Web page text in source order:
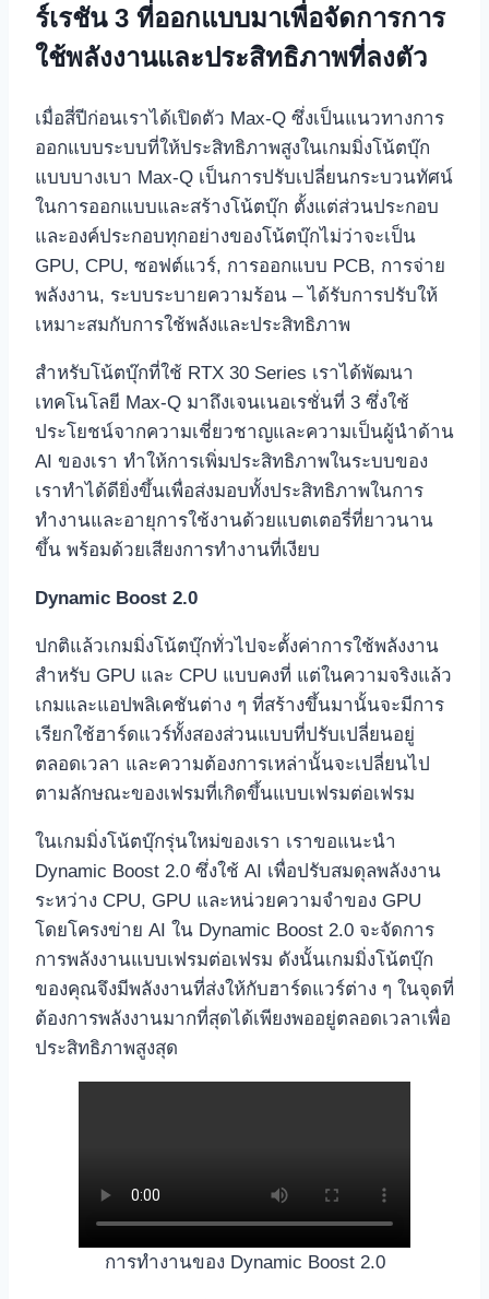
ร์เรชัน 3 ที่ออกแบบมาเพื่อจัดการการ
ใช้พลังงานและประสิทธิภาพที่ลงตัว
เมื่อสี่ปีก่อนเราได้เปิดตัว Max-Q ซึ่งเป็นแนวทางการ
ออกแบบระบบที่ให้ประสิทธิภาพสูงในเกมมิ่งโน้ตบุ๊ก
แบบบางเบา Max-Q เป็นการปรับเปลี่ยนกระบวนทัศน์
ในการออกแบบและสร้างโน้ตบุ๊ก ตั้งแต่ส่วนประกอบ
และองค์ประกอบทุกอย่างของโน้ตบุ๊กไม่ว่าจะเป็น
GPU, CPU, ซอฟต์แวร์, การออกแบบ PCB, การจ่าย
พลังงาน, ระบบระบายความร้อน – ได้รับการปรับให้
เหมาะสมกับการใช้พลังและประสิทธิภาพ
สำหรับโน้ตบุ๊กที่ใช้ RTX 30 Series เราได้พัฒนา
เทคโนโลยี Max-Q มาถึงเจนเนอเรชั่นที่ 3 ซึ่งใช้
ประโยชน์จากความเชี่ยวชาญและความเป็นผู้นำด้าน
AI ของเรา ทำให้การเพิ่มประสิทธิภาพในระบบของ
เราทำได้ดียิ่งขึ้นเพื่อส่งมอบทั้งประสิทธิภาพในการ
ทำงานและอายุการใช้งานด้วยแบตเตอรี่ที่ยาวนาน
ขึ้น พร้อมด้วยเสียงการทำงานที่เงียบ
Dynamic Boost 2.0
ปกติแล้วเกมมิ่งโน้ตบุ๊กทั่วไปจะตั้งค่าการใช้พลังงาน
สำหรับ GPU และ CPU แบบคงที่ แต่ในความจริงแล้ว
เกมและแอปพลิเคชันต่าง ๆ ที่สร้างขึ้นมานั้นจะมีการ
เรียกใช้ฮาร์ดแวร์ทั้งสองส่วนแบบที่ปรับเปลี่ยนอยู่
ตลอดเวลา และความต้องการเหล่านั้นจะเปลี่ยนไป
ตามลักษณะของเฟรมที่เกิดขึ้นแบบเฟรมต่อเฟรม
ในเกมมิ่งโน้ตบุ๊กรุ่นใหม่ของเรา เราขอแนะนำ
Dynamic Boost 2.0 ซึ่งใช้ AI เพื่อปรับสมดุลพลังงาน
ระหว่าง CPU, GPU และหน่วยความจำของ GPU
โดยโครงข่าย AI ใน Dynamic Boost 2.0 จะจัดการ
การพลังงานแบบเฟรมต่อเฟรม ดังนั้นเกมมิ่งโน้ตบุ๊ก
ของคุณจึงมีพลังงานที่ส่งให้กับฮาร์ดแวร์ต่าง ๆ ในจุดที่
ต้องการพลังงานมากที่สุดได้เพียงพออยู่ตลอดเวลาเพื่อ
ประสิทธิภาพสูงสุด
การทำงานของ Dynamic Boost 2.0